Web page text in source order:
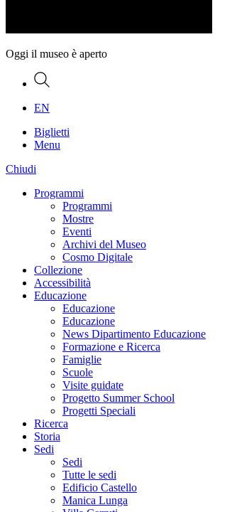
Oggi il museo è aperto
Ricerca
EN
Biglietti
Menu
Chiudi
Programmi
Programmi
Mostre
Eventi
Archivi del Museo
Cosmo Digitale
Collezione
Accessibilità
Educazione
Educazione
Educazione
News Dipartimento Educazione
Formazione e Ricerca
Famiglie
Scuole
Visite guidate
Progetto Summer School
Progetti Speciali
Ricerca
Storia
Sedi
Sedi
Tutte le sedi
Edificio Castello
Manica Lunga